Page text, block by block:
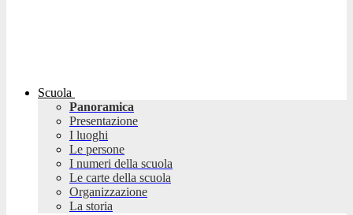
Scuola
Panoramica
Presentazione
I luoghi
Le persone
I numeri della scuola
Le carte della scuola
Organizzazione
La storia